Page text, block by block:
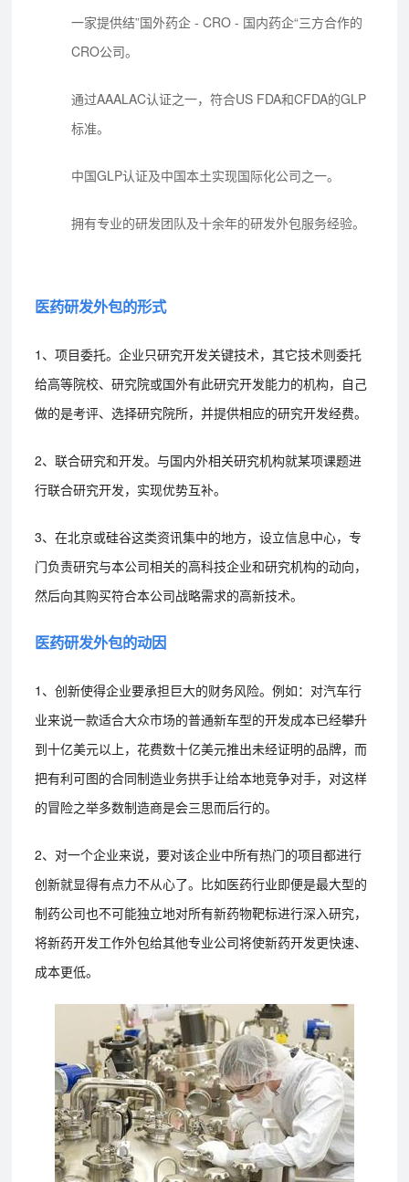
一家提供结”国外药企 - CRO - 国内药企“三方合作的
CRO公司。
通过AAALAC认证之一，符合US FDA和CFDA的GLP
标准。
中国GLP认证及中国本土实现国际化公司之一。
拥有专业的研发团队及十余年的研发外包服务经验。
医药研发外包的形式
1、项目委托。企业只研究开发关键技术，其它技术则委托
给高等院校、研究院或国外有此研究开发能力的机构，自己
做的是考评、选择研究院所，并提供相应的研究开发经费。
2、联合研究和开发。与国内外相关研究机构就某项课题进
行联合研究开发，实现优势互补。
3、在北京或硅谷这类资讯集中的地方，设立信息中心，专
门负责研究与本公司相关的高科技企业和研究机构的动向，
然后向其购买符合本公司战略需求的高新技术。
医药研发外包的动因
1、创新使得企业要承担巨大的财务风险。例如：对汽车行
业来说一款适合大众市场的普通新车型的开发成本已经攀升
到十亿美元以上，花费数十亿美元推出未经证明的品牌，而
把有利可图的合同制造业务拱手让给本地竞争对手，对这样
的冒险之举多数制造商是会三思而后行的。
2、对一个企业来说，要对该企业中所有热门的项目都进行
创新就显得有点力不从心了。比如医药行业即便是最大型的
制药公司也不可能独立地对所有新药物靶标进行深入研究，
将新药开发工作外包给其他专业公司将使新药开发更快速、
成本更低。